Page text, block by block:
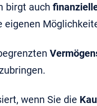
birgt auch
eigenen
wenn Sie die